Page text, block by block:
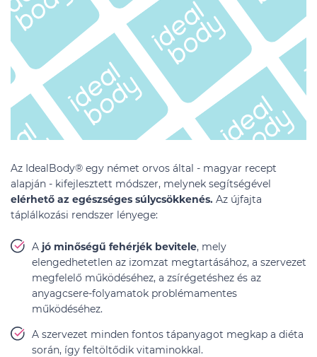
Az IdealBody® egy német orvos által - magyar recept
alapján - kifejlesztett módszer, melynek segítségével
elérhető az egészséges súlycsökkenés. Az újfajta
táplálkozási rendszer lényege:
A jó minőségű fehérjék bevitele, mely
elengedhetetlen az izomzat megtartásához, a szervezet
megfelelő működéséhez, a zsírégetéshez és az
anyagcsere-folyamatok problémamentes
működéséhez.
A szervezet minden fontos tápanyagot megkap a diéta
során, így feltöltődik vitaminokkal.